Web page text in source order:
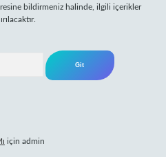
bildirmeniz halinde, ilgili içerikler
için admin